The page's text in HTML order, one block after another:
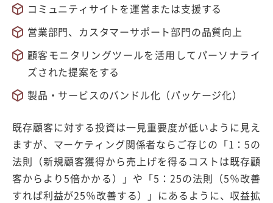
コミュニティサイトを運営または支援する
営業部門、カスタマーサポート部門の品質向上
顧客モニタリングツールを活用してパーソナライ
ズされた提案をする
製品・サービスのバンドル化（パッケージ化）
既存顧客に対する投資は一見重要度が低いように見え
ますが、マーケティング関係者ならご存じの「1：5の
法則（新規顧客獲得から売上げを得るコストは既存顧
客からより5倍かかる）」や「5：25の法則（5％改善
すれば利益が25％改善する）」にあるように、収益拡